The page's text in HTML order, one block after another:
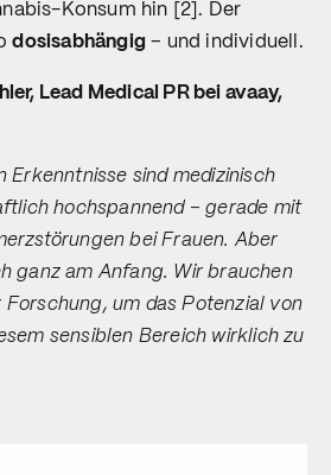
Konsum hin [2]. Der
dosisabhängig – und individuell.
Lead Medical PR bei avaay,
Erkenntnisse sind medizinisch
hochspannend – gerade mit
bei Frauen. Aber
ganz am Anfang. Wir brauchen
Forschung, um das Potenzial von
sensiblen Bereich wirklich zu